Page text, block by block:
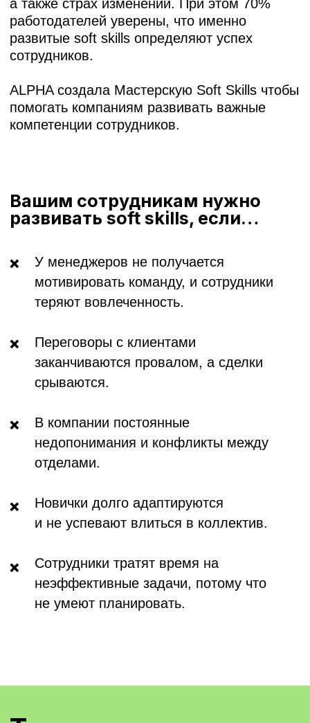
❌
отделами.
Новички долго адаптируются
и не успевают влиться в коллектив.
неэффективные задачи, потому что
не умеют планировать.
Тренинги по
ключевым гибким
навыкам
Стрессоустойчивость
Эффективная
коммуникация
часов. Вживую или в онлайне. На русском и
узбекском языках.
Эмоциональный
интеллект
Переговоры
Тайм-
менеджмент
искусство
Креативное
мышление
Управление
конфликтами
Деловая
переписка
Кому особенно